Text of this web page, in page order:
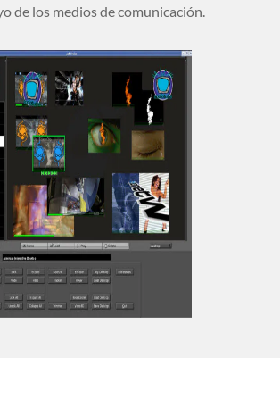
de los medios de comunicación.